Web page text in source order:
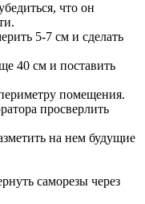
что он
5-7 см и сделать
40 см и поставить
помещения.
просверлить
на нем будущие
саморезы через